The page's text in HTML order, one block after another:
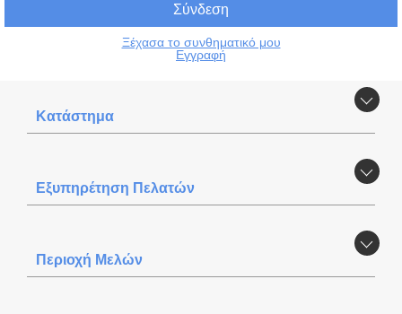
Ξέχασα το συνθηματικό μου
Εγγραφή
Κατάστημα
Εξυπηρέτηση Πελατών
Περιοχή Mελών